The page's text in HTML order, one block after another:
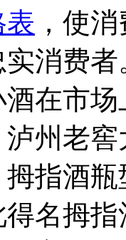
，使
消费
市场
州老
指酒
名拇